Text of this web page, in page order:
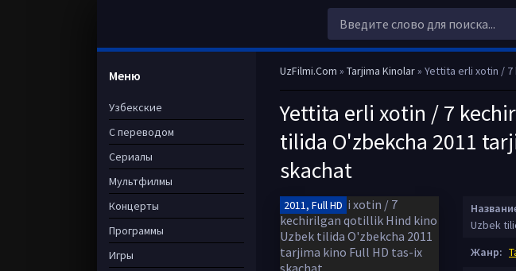
UzFilmi.Com » Tarjima Kinolar» Yettita erli xotin / 7
Yettita erli xotin / 7
tilida O'zbekcha 2011
skachat
2011, Full HD
Uzbek
Жанр:
Меню
Узбекские
С переводом
Сериалы
Мультфилмы
Концерты
Программы
Игры